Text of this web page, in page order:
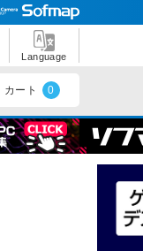
Language
カート 0